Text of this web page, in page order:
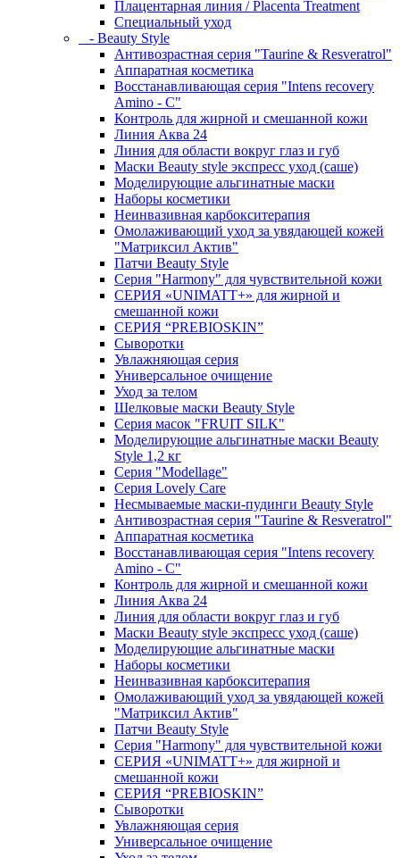
Плацентарная линия / Placenta Treatment
Специальный уход
- Beauty Style
Антивозрастная серия "Taurine & Resveratrol"
Аппаратная косметика
Восстанавливающая серия "Intens recovery
Amino - C"
Контроль для жирной и смешанной кожи
Линия Аква 24
Линия для области вокруг глаз и губ
Маски Beauty style экспресс уход (саше)
Моделирующие альгинатные маски
Наборы косметики
Неинвазивная карбокситерапия
Омолаживающий уход за увядающей кожей
"Матриксил Актив"
Патчи Beauty Style
Серия "Harmony" для чувствительной кожи
СЕРИЯ «UNIMATT+» для жирной и
смешанной кожи
СЕРИЯ “PREBIOSKIN”
Сыворотки
Увлажняющая серия
Универсальное очищение
Уход за телом
Шелковые маски Beauty Style
Серия масок "FRUIT SILK"
Моделирующие альгинатные маски Beauty
Style 1,2 кг
Серия "Modellage"
Cерия Lovely Care
Несмываемые маски-пудинги Beauty Style
Антивозрастная серия "Taurine & Resveratrol"
Аппаратная косметика
Восстанавливающая серия "Intens recovery
Amino - C"
Контроль для жирной и смешанной кожи
Линия Аква 24
Линия для области вокруг глаз и губ
Маски Beauty style экспресс уход (саше)
Моделирующие альгинатные маски
Наборы косметики
Неинвазивная карбокситерапия
Омолаживающий уход за увядающей кожей
"Матриксил Актив"
Патчи Beauty Style
Серия "Harmony" для чувствительной кожи
СЕРИЯ «UNIMATT+» для жирной и
смешанной кожи
СЕРИЯ “PREBIOSKIN”
Сыворотки
Увлажняющая серия
Универсальное очищение